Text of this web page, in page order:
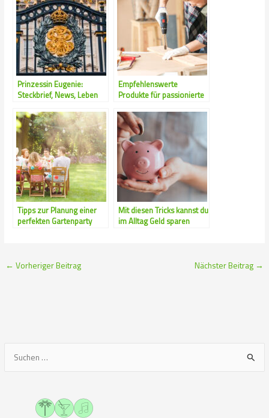
Prinzessin Eugenie:
Steckbrief, News, Leben
Empfehlenswerte
Produkte für passionierte
Tipps zur Planung einer
perfekten Gartenparty
Mit diesen Tricks kannst du
im Alltag Geld sparen
← Vorheriger Beitrag Nächster Beitrag →